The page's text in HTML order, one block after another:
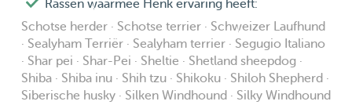
Rassen waarmee Henk ervaring heeft:
Schotse herder · Schotse terrier · Schweizer Laufhund
· Sealyham Terriër · Sealyham terrier · Segugio Italiano
· Shar pei · Shar-Pei · Sheltie · Shetland sheepdog ·
Shiba · Shiba inu · Shih tzu · Shikoku · Shiloh Shepherd ·
Siberische husky · Silken Windhound · Silky Windhound